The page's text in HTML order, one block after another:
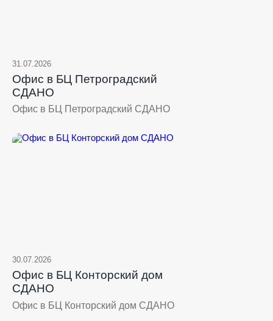
31.07.2026
Офис в БЦ Петроградский
СДАНО
Офис в БЦ Петроградский СДАНО
30.07.2026
Офис в БЦ Конторский дом
СДАНО
Офис в БЦ Конторский дом СДАНО